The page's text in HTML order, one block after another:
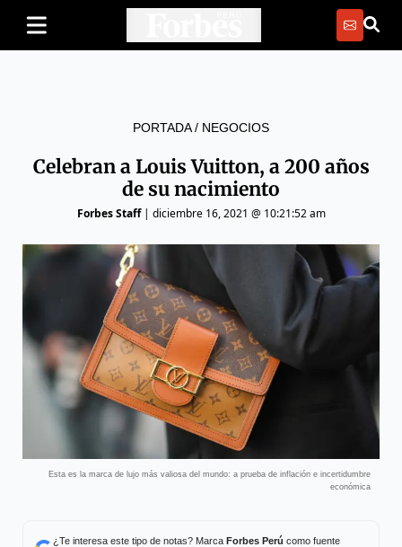
PORTADA/ NEGOCIOS
Celebran a Louis Vuitton, a 200 años
de su nacimiento
Forbes Staff| diciembre 16, 2021 @ 10:21:52 am
Esta es la marca de lujo más valiosa del mundo: a prueba de inflación e incertidumbre
económica
¿Te interesa este tipo de notas? Marca Forbes Perú como fuente